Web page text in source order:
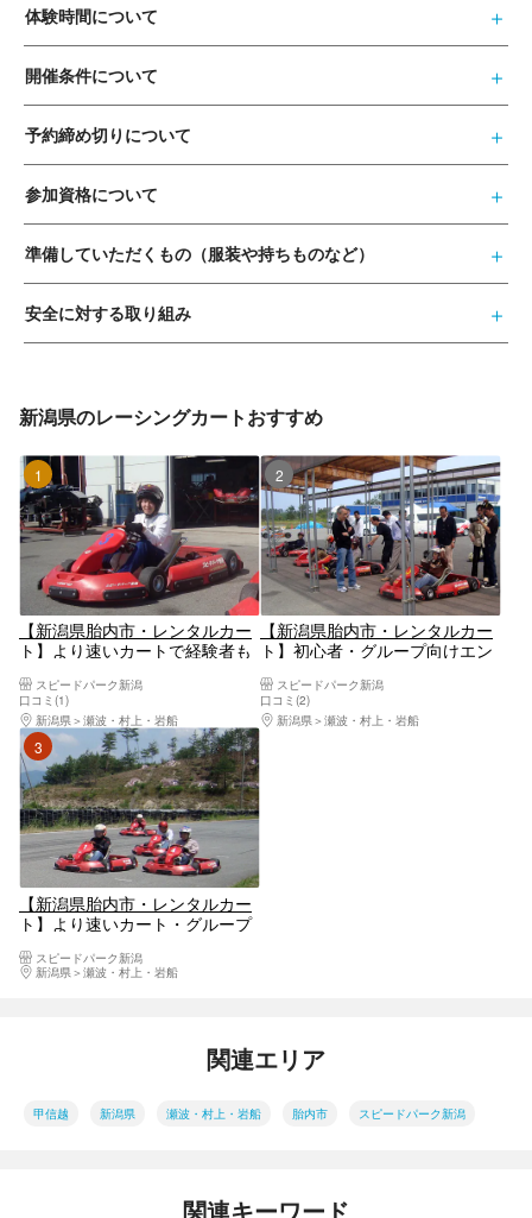
体験時間について
開催条件について
予約締め切りについて
参加資格について
準備していただくもの（服装や持ちものなど）
安全に対する取り組み
新潟県のレーシングカートおすすめ
1位
【新潟県胎内市・レンタルカー
ト】より速いカートで経験者も
験可）
スピードパーク新潟
口コミ(1)
新潟県
瀬波・村上・岩船
2位
【新潟県胎内市・レンタルカー
ト】初心者・グループ向けエン
で）スピードパーク新潟
口コミ(2)
新潟県
瀬波・村上・岩船
3位
【新潟県胎内市・レンタルカー
ト】より速いカート・グループ
で）スピードパーク新潟
新潟県
瀬波・村上・岩船
関連エリア
甲信越 新潟県 瀬波・村上・岩船 胎内市 スピードパーク新潟
関連キーワード